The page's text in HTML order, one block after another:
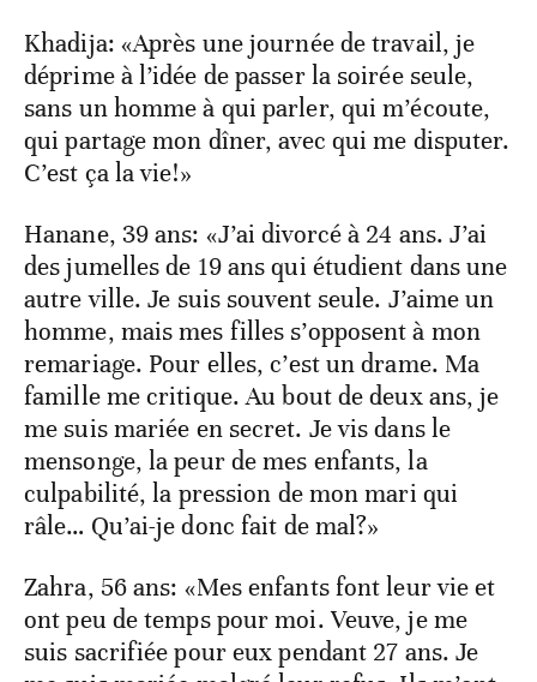
Khadija: «Après une journée de travail, je
déprime à l’idée de passer la soirée seule,
sans un homme à qui parler, qui m’écoute,
qui partage mon dîner, avec qui me disputer.
C’est ça la vie!»
Hanane, 39 ans: «J’ai divorcé à 24 ans. J’ai
des jumelles de 19 ans qui étudient dans une
autre ville. Je suis souvent seule. J’aime un
homme, mais mes filles s’opposent à mon
remariage. Pour elles, c’est un drame. Ma
famille me critique. Au bout de deux ans, je
me suis mariée en secret. Je vis dans le
mensonge, la peur de mes enfants, la
culpabilité, la pression de mon mari qui
râle… Qu’ai-je donc fait de mal?»
Zahra, 56 ans: «Mes enfants font leur vie et
ont peu de temps pour moi. Veuve, je me
suis sacrifiée pour eux pendant 27 ans. Je